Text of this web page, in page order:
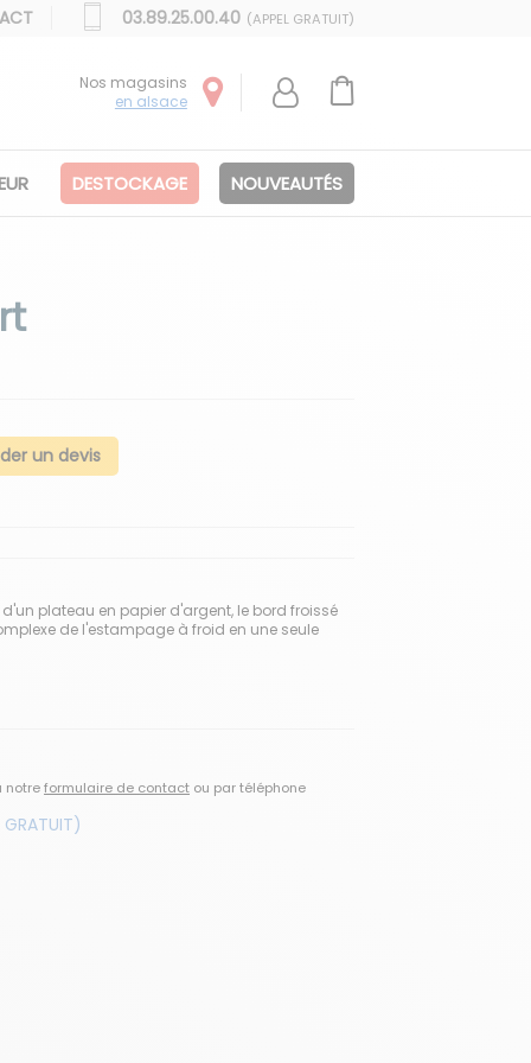
03.89.25.00.40 (APPEL GRATUIT)
Nos magasins
en alsace
DESTOCKAGE NOUVEAUTÉS
un devis
plateau en papier d'argent, le bord froissé
de l'estampage à froid en une seule
notreformulaire de contact ou par téléphone